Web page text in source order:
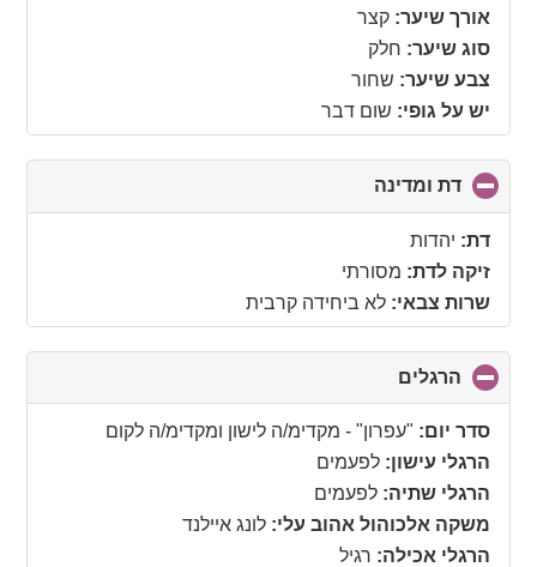
אורך שיער: קצר
סוג שיער: חלק
צבע שיער: שחור
יש על גופי: שום דבר
דת ומדינה
to
דת: יהדות
זיקה לדת: מסורתי
שרות צבאי: לא ביחידה קרבית
הרגלים
to
collapse
contents
סדר יום: "עפרון" - מקדימ/ה לישון ומקדימ/ה לקום
הרגלי עישון: לפעמים
הרגלי שתיה: לפעמים
משקה אלכוהול אהוב עלי: לונג איילנד
הרגלי אכילה: רגיל